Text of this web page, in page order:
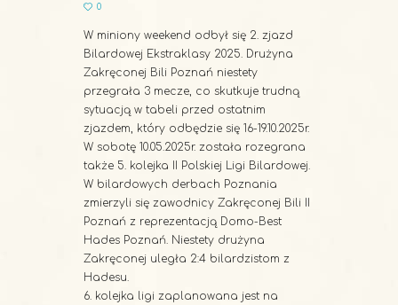
0
W miniony weekend odbył się 2. zjazd
Bilardowej Ekstraklasy 2025. Drużyna
Zakręconej Bili Poznań niestety
przegrała 3 mecze, co skutkuje trudną
sytuacją w tabeli przed ostatnim
zjazdem, który odbędzie się 16-19.10.2025r.
W sobotę 10.05.2025r. została rozegrana
także 5. kolejka II Polskiej Ligi Bilardowej.
W bilardowych derbach Poznania
zmierzyli się zawodnicy Zakręconej Bili II
Poznań z reprezentacją Domo-Best
Hades Poznań. Niestety drużyna
Zakręconej uległa 2:4 bilardzistom z
Hadesu.
6. kolejka ligi zaplanowana jest na